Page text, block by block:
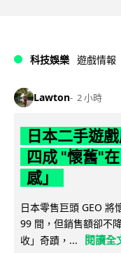
科技娛樂 遊戲情報
Lawton 2 小時
日本二手遊
四成 "懷舊"
感」
日本零售巨頭 GEO 將
99 間，但銷售額卻不
收」奇蹟，...
閱讀全